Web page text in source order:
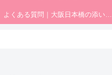
よくある質問｜大阪日本橋の添い寝リフレ「マティエ」FAQ